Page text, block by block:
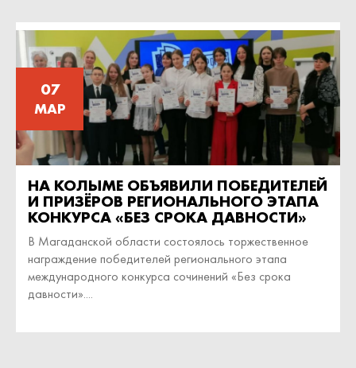
07
МАР
НА КОЛЫМЕ ОБЪЯВИЛИ ПОБЕДИТЕЛЕЙ
И ПРИЗЁРОВ РЕГИОНАЛЬНОГО ЭТАПА
КОНКУРСА «БЕЗ СРОКА ДАВНОСТИ»
В Магаданской области состоялось торжественное
награждение победителей регионального этапа
международного конкурса сочинений «Без срока
давности»....